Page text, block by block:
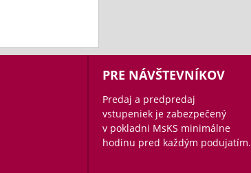
PRE NÁVŠTEVNÍKOV
Predaj a predpredaj
vstupeniek je zabezpečený
v pokladni MsKS minimálne
hodinu pred každým podujatím.